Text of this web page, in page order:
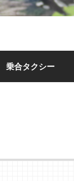
乗合タクシー